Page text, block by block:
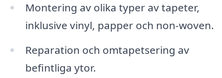
Montering av olika typer av tapeter,
inklusive vinyl, papper och non-woven.
Reparation och omtapetsering av
befintliga ytor.